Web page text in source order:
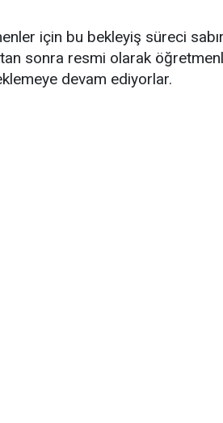
için bu bekleyiş süreci
sonra resmi olarak
devam ediyorlar.